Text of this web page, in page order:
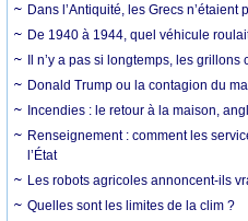
Dans l’Antiquité, les Grecs n’étaient
De 1940 à 1944, quel véhicule
Il n’y a pas si longtemps, les
Donald Trump ou la contagion du
Incendies : le retour à la maison,
Renseignement : comment les
l’État
Les robots agricoles annoncent-ils
Quelles sont les limites de la clim ?